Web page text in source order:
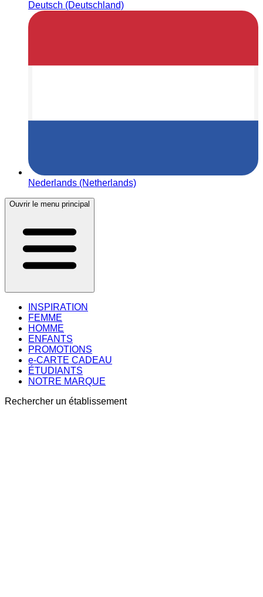
Deutsch (Deutschland)
Nederlands (Netherlands)
Ouvrir le menu principal
INSPIRATION
FEMME
HOMME
ENFANTS
PROMOTIONS
e-CARTE CADEAU
ÉTUDIANTS
NOTRE MARQUE
Rechercher un établissement